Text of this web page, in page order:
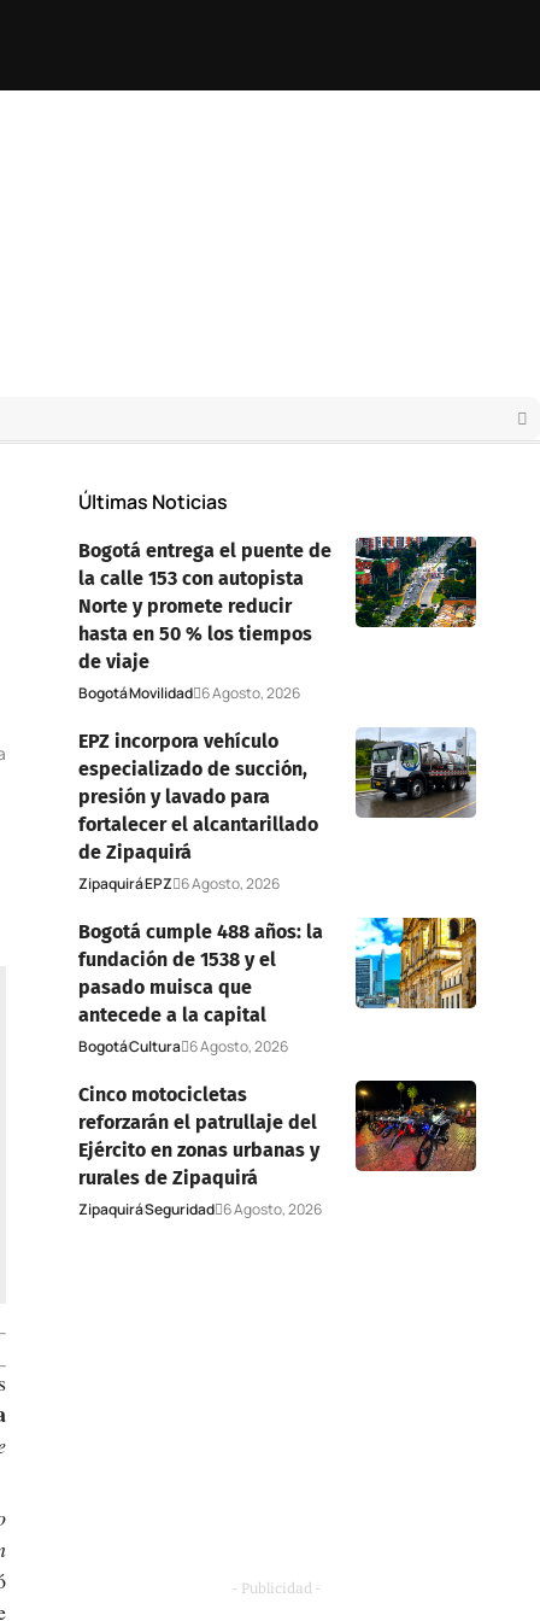
Últimas Noticias
Bogotá entrega el puente de
la calle 153 con autopista
Norte y promete reducir
hasta en 50 % los tiempos
de viaje
BogotáMovilidad 6 Agosto, 2026
EPZ incorpora vehículo
especializado de succión,
presión y lavado para
fortalecer el alcantarillado
de Zipaquirá
ZipaquiráEPZ 6 Agosto, 2026
Bogotá cumple 488 años: la
fundación de 1538 y el
pasado muisca que
antecede a la capital
BogotáCultura 6 Agosto, 2026
Cinco motocicletas
reforzarán el patrullaje del
Ejército en zonas urbanas y
rurales de Zipaquirá
ZipaquiráSeguridad 6 Agosto, 2026
- Publicidad -